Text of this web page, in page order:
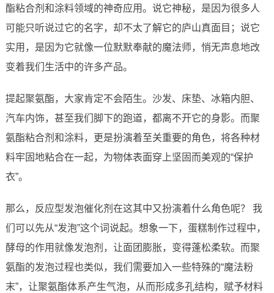
酯粘合剂和涂料领域的神奇应用。说它神秘，是因为很多人
可能只听说过它的名字，却不太了解它的庐山真面目；说它
实用，是因为它就像一位默默奉献的魔法师，悄无声息地改
变着我们生活中的许多产品。
提起聚氨酯，大家肯定不会陌生。沙发、床垫、冰箱内胆、
汽车内饰，甚至我们脚下的跑道，都离不开它的身影。而聚
氨酯粘合剂和涂料，更是扮演着至关重要的角色，将各种材
料牢固地粘合在一起，为物体表面穿上坚固而美观的“保护
衣”。
那么，反应型发泡催化剂在这其中又扮演着什么角色呢？ 我
们可以先从“发泡”这个词说起。想象一下，蛋糕制作过程中，
酵母的作用就像发泡剂，让面团膨胀，变得蓬松柔软。而聚
氨酯的发泡过程也类似，我们需要加入一些特殊的“魔法粉
末”，让聚氨酯体系产生气泡，从而形成多孔结构，赋予材料